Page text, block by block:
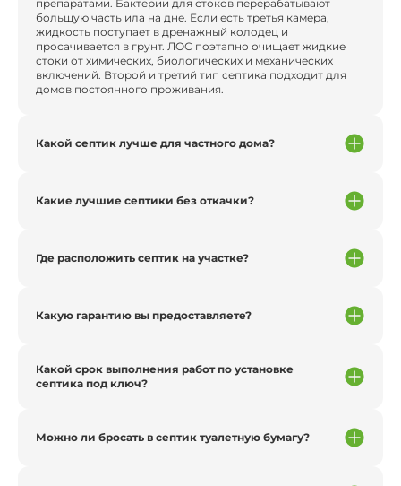
препаратами. Бактерии для стоков перерабатывают
большую часть ила на дне. Если есть третья камера,
жидкость поступает в дренажный колодец и
просачивается в грунт. ЛОС поэтапно очищает жидкие
стоки от химических, биологических и механических
включений. Второй и третий тип септика подходит для
домов постоянного проживания.
Какой септик лучше для частного дома?
Какие лучшие септики без откачки?
Где расположить септик на участке?
Какую гарантию вы предоставляете?
Какой срок выполнения работ по установке
септика под ключ?
Можно ли бросать в септик туалетную бумагу?